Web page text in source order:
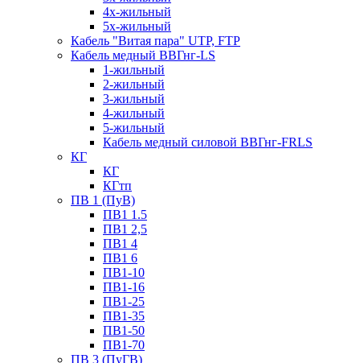
4х-жильный
5х-жильный
Кабель "Витая пара" UTP, FTP
Кабель медный ВВГнг-LS
1-жильный
2-жильный
3-жильный
4-жильный
5-жильный
Кабель медный силовой ВВГнг-FRLS
КГ
КГ
КГтп
ПВ 1 (ПуВ)
ПВ1 1.5
ПВ1 2,5
ПВ1 4
ПВ1 6
ПВ1-10
ПВ1-16
ПВ1-25
ПВ1-35
ПВ1-50
ПВ1-70
ПВ 3 (ПуГВ)